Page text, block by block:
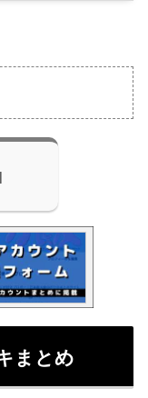
まとめ